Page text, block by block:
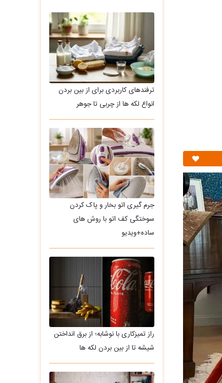
ترفندهای کاربردی برای از بین بردن
انواع لکه ها از چربی تا جوهر
جرم گیری اتو بخار و پاک کردن
سوختگی کف اتو با روش های
ساده+ویدیو
راز تمیزکاری با نوشابه؛ از برق انداختن
شیشه تا از بین بردن لکه ها